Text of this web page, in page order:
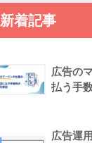
新着記事
広告の
払う手
広告運